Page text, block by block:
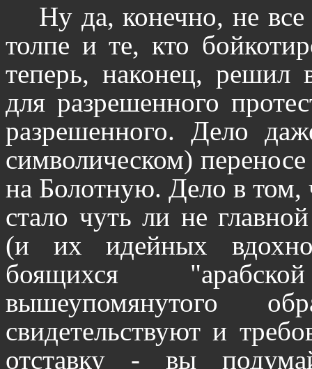
Ну да, конечно, не все
толпе и те, кто
теперь, наконец, решил
для разрешенного
разрешенного. Дело
символическом)
на Болотную. Дело в том,
стало чуть ли не
(и их идейных
боящихся
вышеупомянутого
свидетельствуют и
отставку - вы